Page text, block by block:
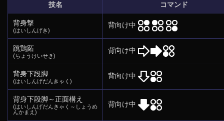
技名 コマンド
背身撃
(はいしんげき)
背向け中
跳鶏跖
(ちょうけいせき)
背向け中
背身下段脚
(はいしんげだんきゃく)
背向け中
背身下段脚～正面構え
(はいしんげだんきゃく～しょうめ
んかまえ)
背向け中